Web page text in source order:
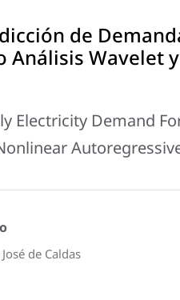
de
Análisis Wavelet
Electricity Demand
de Caldas